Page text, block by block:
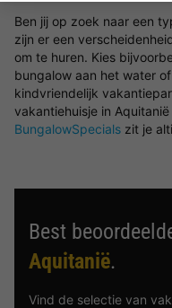
Ben jij op zoek naar een
zijn er een
om te huren. Kies
bungalow aan het water
kindvriendelijk
vakantiehuisje in
BungalowSpecials zit je
Best
Aquitanië.
Vind de selectie van